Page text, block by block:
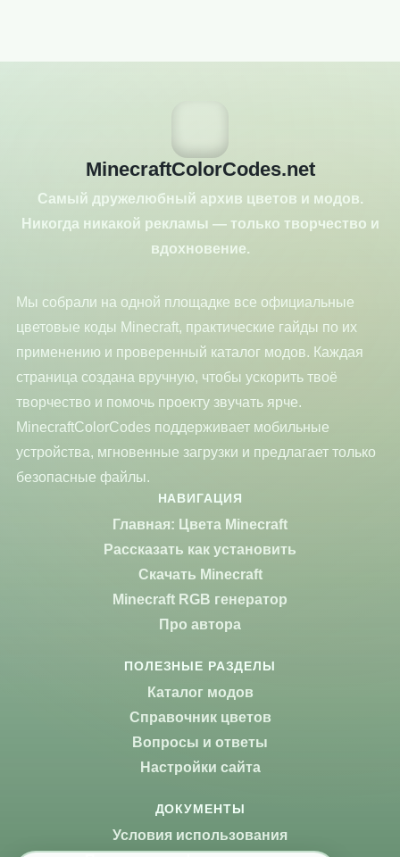
MinecraftColorCodes.net
Самый дружелюбный архив цветов и модов.
Никогда никакой рекламы — только творчество и
вдохновение.
Мы собрали на одной площадке все официальные
цветовые коды Minecraft, практические гайды по их
применению и проверенный каталог модов. Каждая
страница создана вручную, чтобы ускорить твоё
творчество и помочь проекту звучать ярче.
MinecraftColorCodes поддерживает мобильные
устройства, мгновенные загрузки и предлагает только
безопасные файлы.
НАВИГАЦИЯ
Главная: Цвета Minecraft
Рассказать как установить
Скачать Minecraft
Minecraft RGB генератор
Про автора
ПОЛЕЗНЫЕ РАЗДЕЛЫ
Каталог модов
Справочник цветов
Вопросы и ответы
Настройки сайта
ДОКУМЕНТЫ
Условия использования